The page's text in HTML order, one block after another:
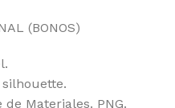
(BONOS)
Materiales. PNG.